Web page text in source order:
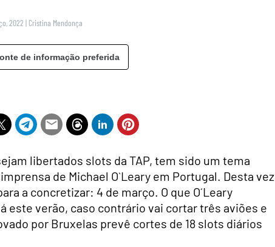
2022 | Cristina Mendonça
de informação preferida
libertados slots da TAP, tem sido um tema
de Michael O`Leary em Portugal. Desta vez
a concretizar: 4 de março. O que O´Leary
este verão, caso contrário vai cortar três aviões e
por Bruxelas prevê cortes de 18 slots diários